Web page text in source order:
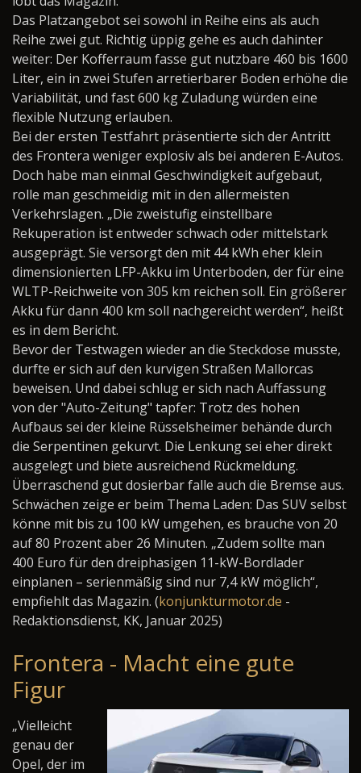
Das Platzangebot sei sowohl in Reihe eins als auch
Reihe zwei gut. Richtig üppig gehe es auch dahinter
weiter: Der Kofferraum fasse gut nutzbare 460 bis 1600
Liter, ein in zwei Stufen arretierbarer Boden erhöhe die
Variabilität, und fast 600 kg Zuladung würden eine
flexible Nutzung erlauben.
Bei der ersten Testfahrt präsentierte sich der Antritt
des Frontera weniger explosiv als bei anderen E-Autos.
Doch habe man einmal Geschwindigkeit aufgebaut,
rolle man geschmeidig mit in den allermeisten
Verkehrslagen. „Die zweistufig einstellbare
Rekuperation ist entweder schwach oder mittelstark
ausgeprägt. Sie versorgt den mit 44 kWh eher klein
dimensionierten LFP-Akku im Unterboden, der für eine
WLTP-Reichweite von 305 km reichen soll. Ein größerer
Akku für dann 400 km soll nachgereicht werden“, heißt
es in dem Bericht.
Bevor der Testwagen wieder an die Steckdose musste,
durfte er sich auf den kurvigen Straßen Mallorcas
beweisen. Und dabei schlug er sich nach Auffassung
von der "Auto-Zeitung" tapfer: Trotz des hohen
Aufbaus sei der kleine Rüsselsheimer behände durch
die Serpentinen gekurvt. Die Lenkung sei eher direkt
ausgelegt und biete ausreichend Rückmeldung.
Überraschend gut dosierbar falle auch die Bremse aus.
Schwächen zeige er beim Thema Laden: Das SUV selbst
könne mit bis zu 100 kW umgehen, es brauche von 20
auf 80 Prozent aber 26 Minuten. „Zudem sollte man
400 Euro für den dreiphasigen 11-kW-Bordlader
einplanen – serienmäßig sind nur 7,4 kW möglich“,
empfiehlt das Magazin. (konjunkturmotor.de -
Redaktionsdienst, KK, Januar 2025)
Frontera - Macht eine gute
Figur
„Vielleicht
genau der
Opel, der im